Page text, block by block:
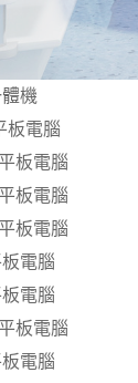
機
板電腦
板電腦
板電腦
板電腦
電腦
電腦
板電腦
電腦